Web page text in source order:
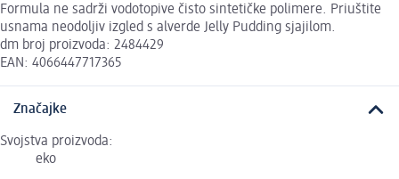
Formula ne sadrži vodotopive čisto sintetičke polimere. Priuštite
usnama neodoljiv izgled s alverde Jelly Pudding sjajilom.
dm broj proizvoda: 2484429
EAN: 4066447717365
Značajke
Svojstva proizvoda:
eko